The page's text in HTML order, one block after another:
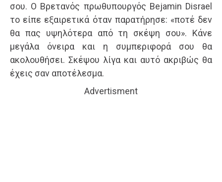
σου. Ο Βρετανός πρωθυπουργός Bejamin Disrael
το είπε εξαιρετικά όταν παρατήρησε: «ποτέ δεν
θα πας υψηλότερα από τη σκέψη σου». Κάνε
μεγάλα όνειρα και η συμπεριφορά σου θα
ακολουθήσει. Σκέψου λίγα και αυτό ακριβώς θα
έχεις σαν αποτέλεσμα.
Advertisment